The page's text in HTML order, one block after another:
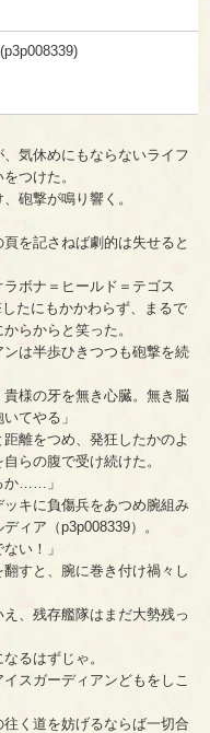
気休めにもならないライフ
つけた。
砲撃が鳴り響く。
を記さねば劇的は失せると
ボナ＝ヒールド＝テゴス
たにもかかわらず、まるで
らからと笑った。
は半歩ひきつつも砲撃を続
貴様の牙を無き心臓。無き脳
てやる」
離をつめ、発狂したかのよ
らの腹で受け続けた。
か……」
キに負傷兵をあつめ腕組み
ィア（p3p008339）。
い！」
すと、腕に巻き付け禍々し
、残存艦隊はまだ大勢残っ
るはずじゃ。
スガーディアンどもをしこ
く道を妨げるならば一切合